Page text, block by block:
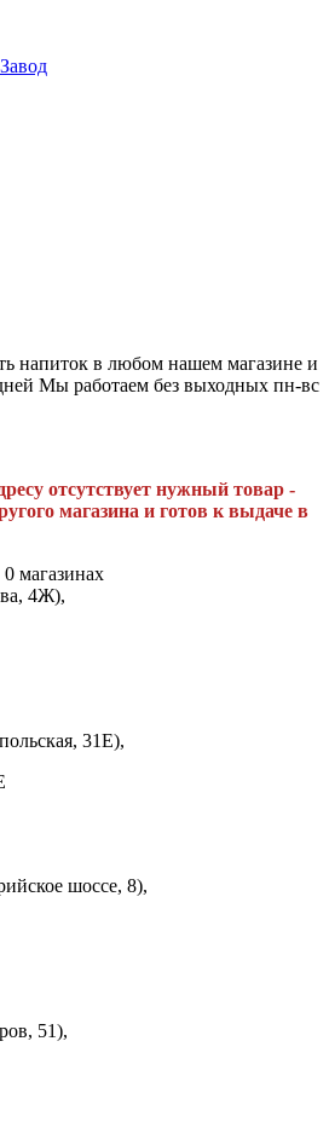
напиток в любом нашем магазине и
Мы работаем без выходных пн-вс
отсутствует нужный товар -
магазина и готов к выдаче в
магазинах
4Ж),
31Е),
шоссе, 8),
51),